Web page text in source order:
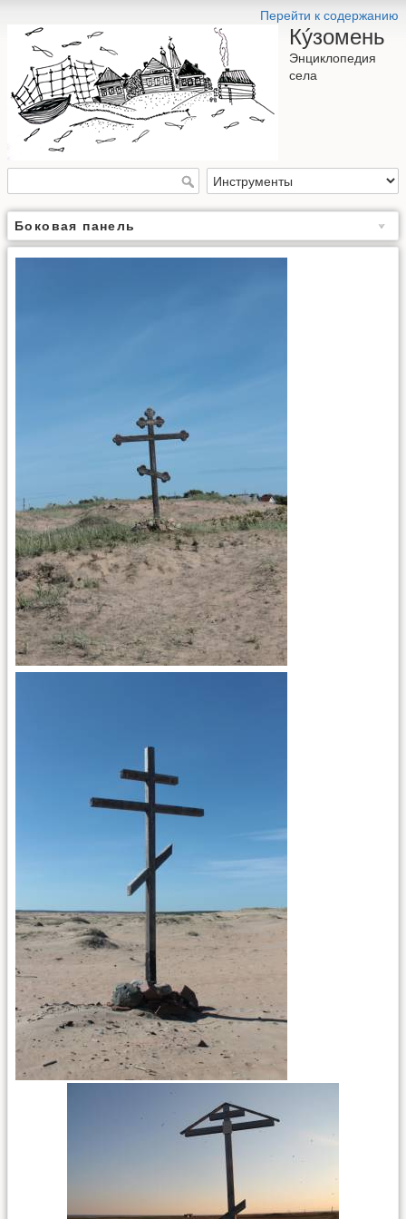
Перейти к содержанию
Кýзомень
Энциклопедия
села
Боковая панель